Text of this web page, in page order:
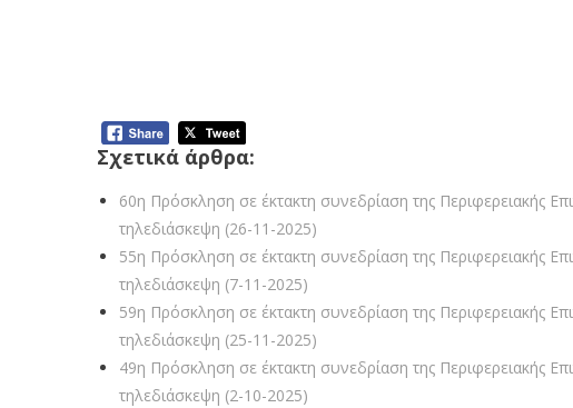
Σχετικά άρθρα:
60η Πρόσκληση σε έκτακτη συνεδρίαση της Περιφερειακής
τηλεδιάσκεψη (26-11-2025)
55η Πρόσκληση σε έκτακτη συνεδρίαση της Περιφερειακής
τηλεδιάσκεψη (7-11-2025)
59η Πρόσκληση σε έκτακτη συνεδρίαση της Περιφερειακής
τηλεδιάσκεψη (25-11-2025)
49η Πρόσκληση σε έκτακτη συνεδρίαση της Περιφερειακής
τηλεδιάσκεψη (2-10-2025)